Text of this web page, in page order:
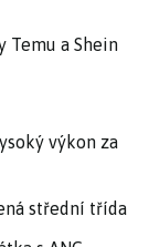
Temu a Shein
výkon za
střední třída